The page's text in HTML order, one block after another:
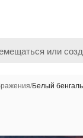
/Белый